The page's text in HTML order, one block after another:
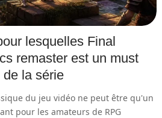
lesquelles Final
remaster est un must
de la série
du jeu vidéo ne peut être qu'un
pour les amateurs de RPG